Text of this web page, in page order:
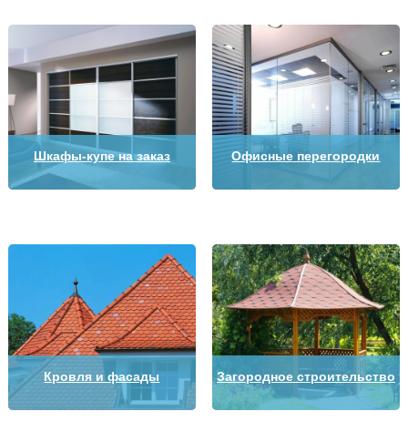
Шкафы-купе на заказ Офисные перегородки
Кровля и фасады Загородное строительство